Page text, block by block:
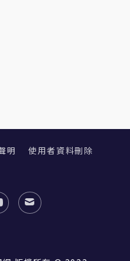
明 使用者資料刪除